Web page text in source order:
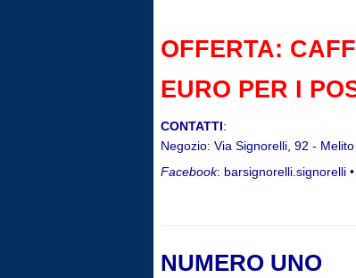
OFFERTA:
EURO PER I
CONTATTI:
Negozio: Via Signorelli, 92 -
Facebook: barsignorelli.signorelli •
NUMERO UNO